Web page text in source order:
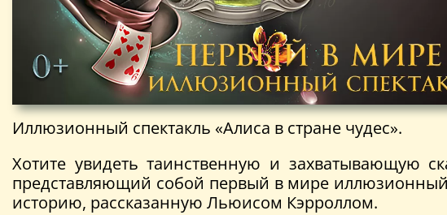
Иллюзионный спектакль «Алиса в стране чудес».
Хотите увидеть таинственную и захватывающую
представляющий собой первый в мире
историю, рассказанную Льюисом Кэрроллом.